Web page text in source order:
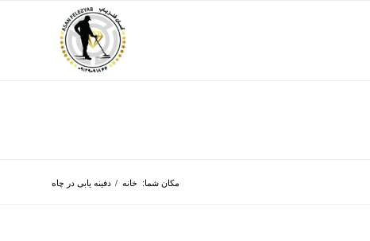
مکان شما: خانه / دفینه یابی در چاه